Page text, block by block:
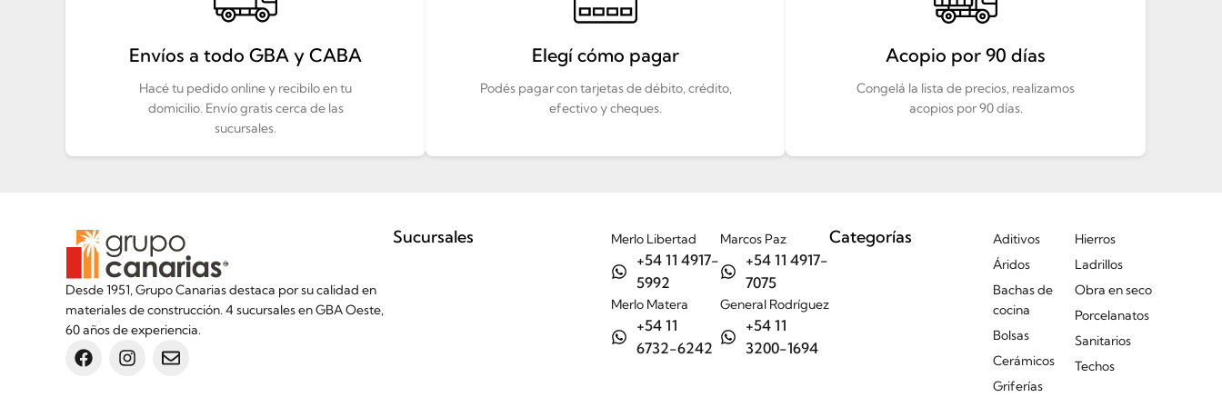
Envíos a todo GBA y CABA
Hacé tu pedido online y recibilo en tu
domicilio. Envío gratis cerca de las
sucursales.
Elegí cómo pagar
Podés pagar con tarjetas de débito, crédito,
efectivo y cheques.
Acopio por 90 días
Congelá la lista de precios, realizamos
acopios por 90 días.
Desde 1951, Grupo Canarias destaca por su calidad en
materiales de construcción. 4 sucursales en GBA Oeste,
60 años de experiencia.
Sucursales Merlo Libertad
+54 11 4917-
5992
Merlo Matera
+54 11
6732-6242
Marcos Paz
+54 11 4917-
7075
General Rodríguez
+54 11
3200-1694
Categorías
Aditivos
Áridos
Bachas de
cocina
Bolsas
Cerámicos
Griferías
Hierros
Ladrillos
Obra en seco
Porcelanatos
Sanitarios
Techos